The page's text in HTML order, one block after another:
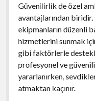
Güvenilirlik de özel
avantajlarından
ekipmanların düzenli
hizmetlerini sunmak
gibi faktörlerle
profesyonel ve
yararlanırken,
atmaktan kaçınır.